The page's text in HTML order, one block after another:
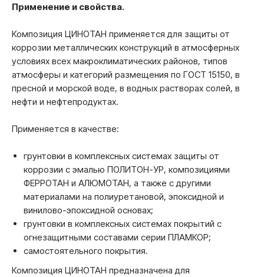
Применение и свойства.
Композиция ЦИНОТАН применяется для защиты от
коррозии металлических конструкций в атмосферных
условиях всех макроклиматических районов, типов
атмосферы и категорий размещения по ГОСТ 15150, в
пресной и морской воде, в водных растворах солей, в
нефти и нефтепродуктах.
Применяется в качестве:
грунтовки в комплексных системах защиты от
коррозии с эмалью ПОЛИТОН-УР, композициями
ФЕРРОТАН и АЛЮМОТАН, а также с другими
материалами на полиуретановой, эпоксидной и
винилово-эпоксидной основах;
грунтовки в комплексных системах покрытий с
огнезащитными составами серии ПЛАМКОР;
самостоятельного покрытия.
Композиция ЦИНОТАН предназначена для